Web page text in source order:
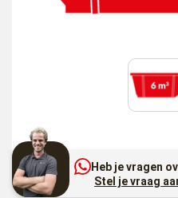
Heb je vragen
Stel je vraag